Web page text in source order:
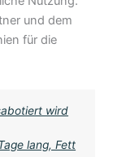
und dem
für die
wird
lang, Fett